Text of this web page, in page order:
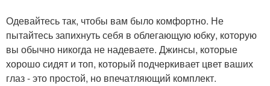
Одевайтесь так, чтобы вам было комфортно. Не
пытайтесь запихнуть себя в облегающую юбку, которую
вы обычно никогда не надеваете. Джинсы, которые
хорошо сидят и топ, который подчеркивает цвет ваших
глаз - это простой, но впечатляющий комплект.